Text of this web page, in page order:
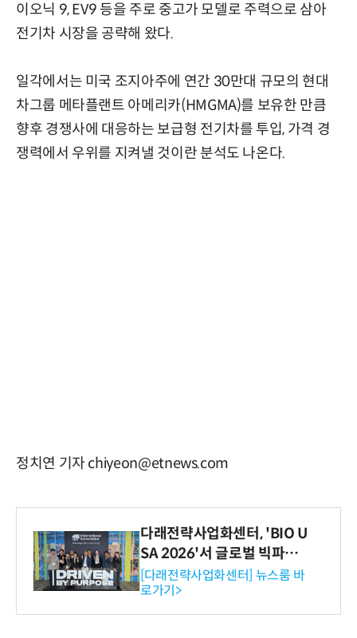
이오닉 9, EV9 등을 주로 중고가 모델로 주력으로 삼아
전기차 시장을 공략해 왔다.
일각에서는 미국 조지아주에 연간 30만대 규모의 현대
차그룹 메타플랜트 아메리카(HMGMA)를 보유한 만큼
향후 경쟁사에 대응하는 보급형 전기차를 투입, 가격 경
쟁력에서 우위를 지켜낼 것이란 분석도 나온다.
정치연 기자 chiyeon@etnews.com
다래전략사업화센터, 'BIO U
SA 2026'서 글로벌 빅파마
와의 비즈니스 미팅 지원…K
-바이오 해외 진출 교두보 확
보
[다래전략사업화센터] 뉴스룸 바
로가기>